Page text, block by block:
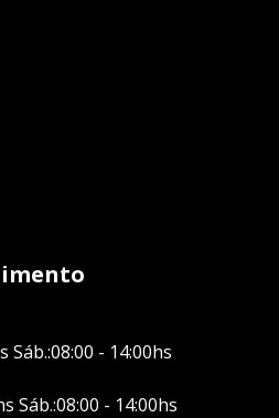
Sáb.:08:00 - 14:00hs
Sáb.:08:00 - 14:00hs